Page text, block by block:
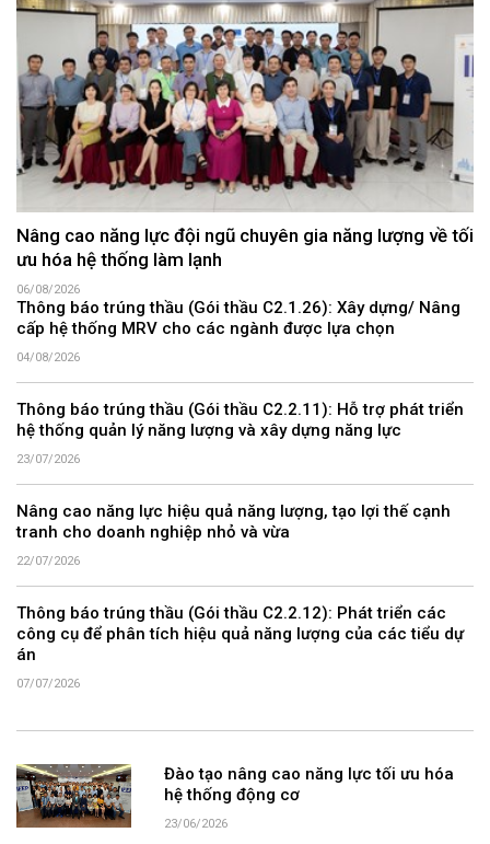
Nâng cao năng lực đội ngũ chuyên gia năng lượng về tối
ưu hóa hệ thống làm lạnh
06/08/2026
Thông báo trúng thầu (Gói thầu C2.1.26): Xây dựng/ Nâng
cấp hệ thống MRV cho các ngành được lựa chọn
04/08/2026
Thông báo trúng thầu (Gói thầu C2.2.11): Hỗ trợ phát triển
hệ thống quản lý năng lượng và xây dựng năng lực
23/07/2026
Nâng cao năng lực hiệu quả năng lượng, tạo lợi thế cạnh
tranh cho doanh nghiệp nhỏ và vừa
22/07/2026
Thông báo trúng thầu (Gói thầu C2.2.12): Phát triển các
công cụ để phân tích hiệu quả năng lượng của các tiểu dự
án
07/07/2026
Đào tạo nâng cao năng lực tối ưu hóa
hệ thống động cơ
23/06/2026